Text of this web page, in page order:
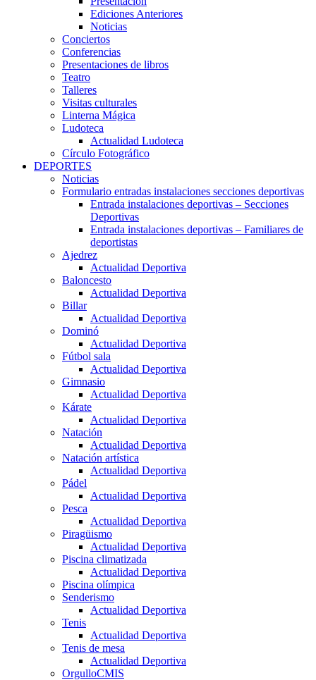
Ediciones Anteriores
Noticias
Conciertos
Conferencias
Presentaciones de libros
Teatro
Talleres
Visitas culturales
Linterna Mágica
Ludoteca
Actualidad Ludoteca
Círculo Fotográfico
DEPORTES
Noticias
Formulario entradas instalaciones secciones deportivas
Entrada instalaciones deportivas – Secciones
Deportivas
Entrada instalaciones deportivas – Familiares de
deportistas
Ajedrez
Actualidad Deportiva
Baloncesto
Actualidad Deportiva
Billar
Actualidad Deportiva
Dominó
Actualidad Deportiva
Fútbol sala
Actualidad Deportiva
Gimnasio
Actualidad Deportiva
Kárate
Actualidad Deportiva
Natación
Actualidad Deportiva
Natación artística
Actualidad Deportiva
Pádel
Actualidad Deportiva
Pesca
Actualidad Deportiva
Piragüismo
Actualidad Deportiva
Piscina climatizada
Actualidad Deportiva
Piscina olímpica
Senderismo
Actualidad Deportiva
Tenis
Actualidad Deportiva
Tenis de mesa
Actualidad Deportiva
OrgulloCMIS